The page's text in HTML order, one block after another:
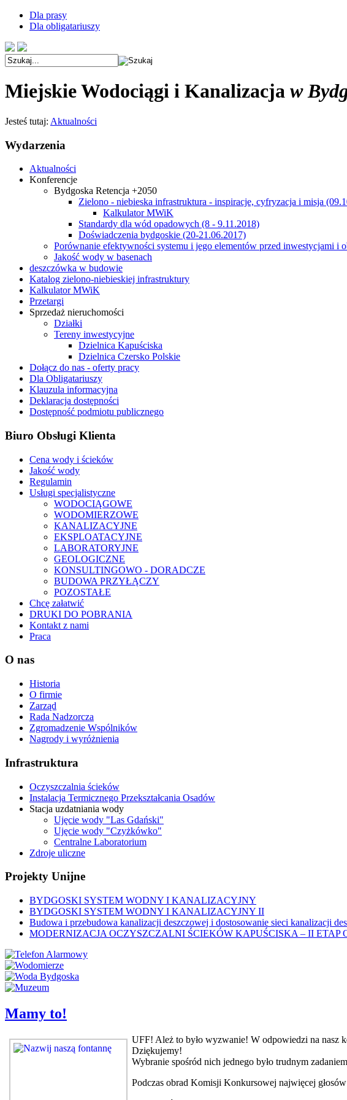
Dla prasy
Dla obligatariuszy
Miejskie Wodociągi i Kanalizacja w
Jesteś tutaj: Aktualności
Wydarzenia
Aktualności
Konferencje
Bydgoska Retencja +2050
Zielono - niebieska infrastruktura - inspiracje, cyfryzacja i misja
Kalkulator MWiK
Standardy dla wód opadowych (8 - 9.11.2018)
Doświadczenia bydgoskie (20-21.06.2017)
Porównanie efektywności systemu i jego elementów przed inwestycjami i
Jakość wody w basenach
deszczówka w budowie
Katalog zielono-niebieskiej infrastruktury
Kalkulator MWiK
Przetargi
Sprzedaż nieruchomości
Działki
Tereny inwestycyjne
Dzielnica Kapuściska
Dzielnica Czersko Polskie
Dołącz do nas - oferty pracy
Dla Obligatariuszy
Klauzula informacyjna
Deklaracja dostępności
Dostępność podmiotu publicznego
Biuro Obsługi Klienta
Cena wody i ścieków
Jakość wody
Regulamin
Usługi specjalistyczne
WODOCIĄGOWE
WODOMIERZOWE
KANALIZACYJNE
EKSPLOATACYJNE
LABORATORYJNE
GEOLOGICZNE
KONSULTINGOWO - DORADCZE
BUDOWA PRZYŁĄCZY
POZOSTAŁE
Chcę załatwić
DRUKI DO POBRANIA
Kontakt z nami
Praca
O nas
Historia
O firmie
Zarząd
Rada Nadzorcza
Zgromadzenie Wspólników
Nagrody i wyróżnienia
Infrastruktura
Oczyszczalnia ścieków
Instalacja Termicznego Przekształcania Osadów
Stacja uzdatniania wody
Ujęcie wody "Las Gdański"
Ujęcie wody "Czyżkówko"
Centralne Laboratorium
Zdroje uliczne
Projekty Unijne
BYDGOSKI SYSTEM WODNY I KANALIZACYJNY
BYDGOSKI SYSTEM WODNY I KANALIZACYJNY II
Budowa i przebudowa kanalizacji deszczowej i dostosowanie sieci kanalizacji
MODERNIZACJA OCZYSZCZALNI ŚCIEKÓW KAPUŚCISKA – II
Mamy to!
UFF! Ależ to było wyzwanie! W odpowiedzi na nasz
Dziękujemy!
Wybranie spośród nich jednego było trudnym
Podczas obrad Komisji Konkursowej najwięcej